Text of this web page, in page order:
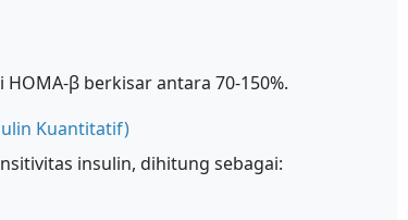
β berkisar antara 70-150%.
Kuantitatif)
insulin, dihitung sebagai: